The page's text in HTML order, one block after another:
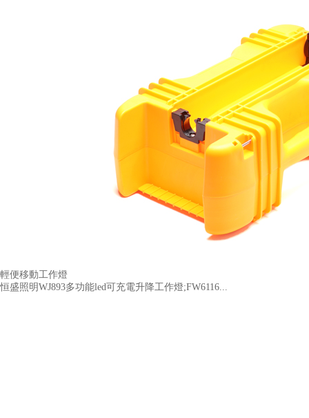
輕便移動工作燈
恒盛照明WJ893多功能led可充電升降工作燈;FW6116...